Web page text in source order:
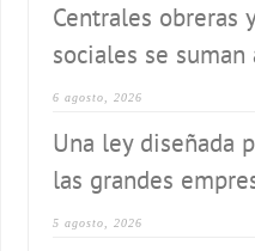
Centrales obreras
sociales se
6 agosto, 2026
Una ley diseñada
las grandes
5 agosto, 2026